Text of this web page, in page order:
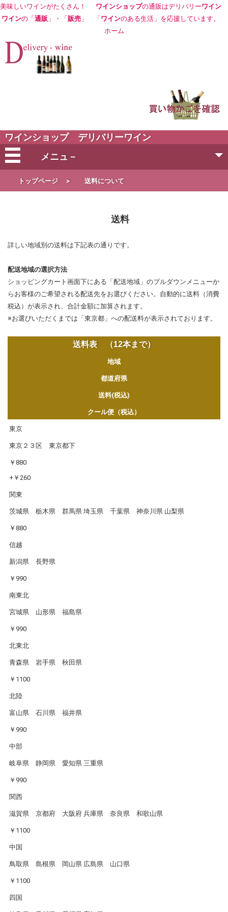
美味しいワインがたくさん！ ワインショップの通販はデリバリーワイン
ワインの「 通販 」・「 販売 」 「 ワインのある生活」を応援しています。
ホーム
ワインショップ デリバリーワイン
メニュ－
会社概要
営業日・お届け日
お支払
メルマガ登録
ワイン検索
生まれ年のワイン【プラチナワイン】
【ワインセラーショップ】
トップページ > 送料について
送料
詳しい地域別の送料は下記表の通りです。
配送地域の選択方法
ショッピングカート画面下にある「配送地域」のプルダウンメニューか
らお客様のご希望される配送先をお選びください。自動的に送料（消費
税込）が表示され、合計金額に加算されます。
※お選びいただくまでは「東京都」への配送料が表示されております。
送料表 （12本まで）
地域
都道府県
送料(税込)
クール便（税込）
東京
東京２３区 東京都下
￥880
+￥260
関東
茨城県 栃木県 群馬県 埼玉県 千葉県 神奈川県 山梨県
￥880
信越
新潟県 長野県
￥990
南東北
宮城県 山形県 福島県
￥990
北東北
青森県 岩手県 秋田県
￥1100
北陸
富山県 石川県 福井県
￥990
中部
岐阜県 静岡県 愛知県 三重県
￥990
関西
滋賀県 京都府 大阪府 兵庫県 奈良県 和歌山県
￥1100
中国
鳥取県 島根県 岡山県 広島県 山口県
￥1100
四国